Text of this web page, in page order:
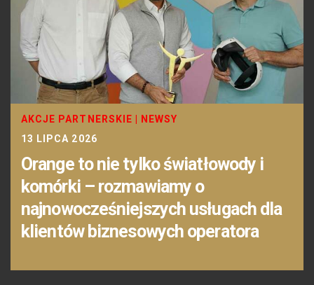
AKCJE PARTNERSKIE
NEWSY
13 LIPCA 2026
Orange to nie tylko światłowody i
komórki – rozmawiamy o
najnowocześniejszych usługach dla
klientów biznesowych operatora